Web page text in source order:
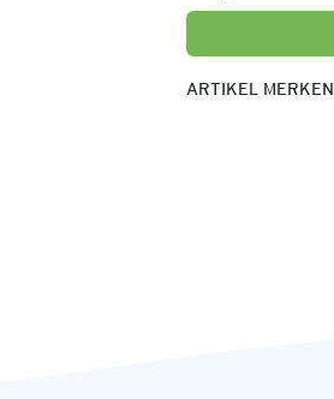
ARTIKEL MERKEN